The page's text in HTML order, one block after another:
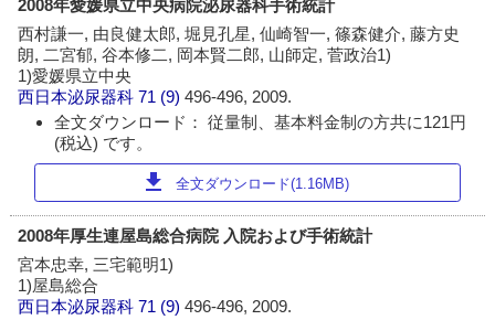
2008年愛媛県立中央病院泌尿器科手術統計
西村謙一, 由良健太郎, 堀見孔星, 仙崎智一, 篠森健介, 藤方史
朗, 二宮郁, 谷本修二, 岡本賢二郎, 山師定, 菅政治1)
1)愛媛県立中央
西日本泌尿器科 71 (9)496-496, 2009.
全文ダウンロード： 従量制、基本料金制の方共に121円
(税込) です。
download 全文ダウンロード(1.16MB)
2008年厚生連屋島総合病院 入院および手術統計
宮本忠幸, 三宅範明1)
1)屋島総合
西日本泌尿器科 71 (9)496-496, 2009.